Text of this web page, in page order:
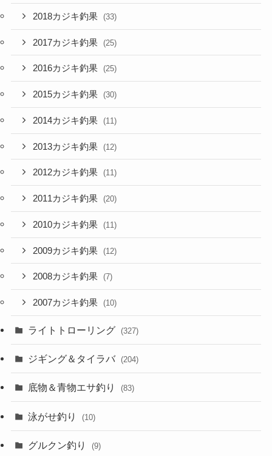
2018カジキ釣果 (33)
2017カジキ釣果 (25)
2016カジキ釣果 (25)
2015カジキ釣果 (30)
2014カジキ釣果 (11)
2013カジキ釣果 (12)
2012カジキ釣果 (11)
2011カジキ釣果 (20)
2010カジキ釣果 (11)
2009カジキ釣果 (12)
2008カジキ釣果 (7)
2007カジキ釣果 (10)
ライトトローリング (327)
ジギング＆タイラバ (204)
底物＆青物エサ釣り (83)
泳がせ釣り (10)
グルクン釣り (9)